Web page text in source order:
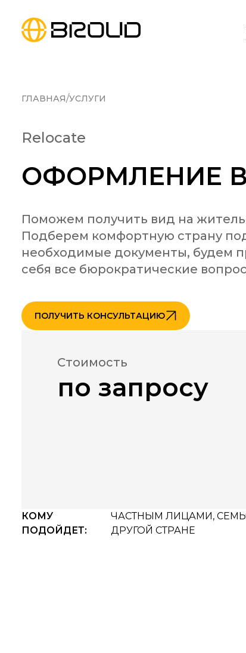
ГЛАВНАЯ/УСЛУГИ
Relocate
ОФОРМЛЕНИЕ
Поможем получить вид на
Подберем комфортную страну
необходимые документы, будем
себя все бюрократические
ПОЛУЧИТЬ КОНСУЛЬТАЦИЮ
Стоимость
по запросу
КОМУ
ПОДОЙДЕТ:
ЧАСТНЫМ ЛИЦАМИ,
ДРУГОЙ СТРАНЕ